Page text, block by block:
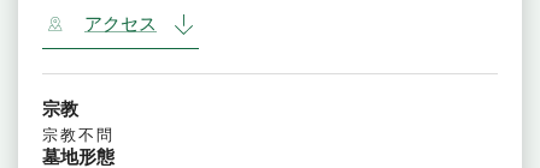
アクセス
宗教
宗教不問
墓地形態